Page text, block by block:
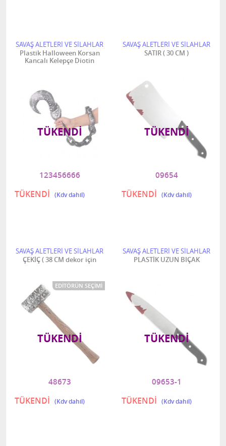
SAVAŞ ALETLERİ VE SİLAHLAR
Plastik Halloween Korsan
Kancalı Kelepçe Diotin
123456666
TÜKENDİ
TÜKENDI
SAVAŞ ALETLERİ VE SİLAHLAR
SATIR ( 30 CM )
09654
TÜKENDİ
TÜKENDI
SAVAŞ ALETLERİ VE SİLAHLAR
ÇEKİÇ ( 38 CM dekor için
EDITÖRÜN SEÇIMI
48673
TÜKENDİ
TÜKENDI
SAVAŞ ALETLERİ VE SİLAHLAR
PLASTİK UZUN BIÇAK
09653-1
TÜKENDİ
TÜKENDI